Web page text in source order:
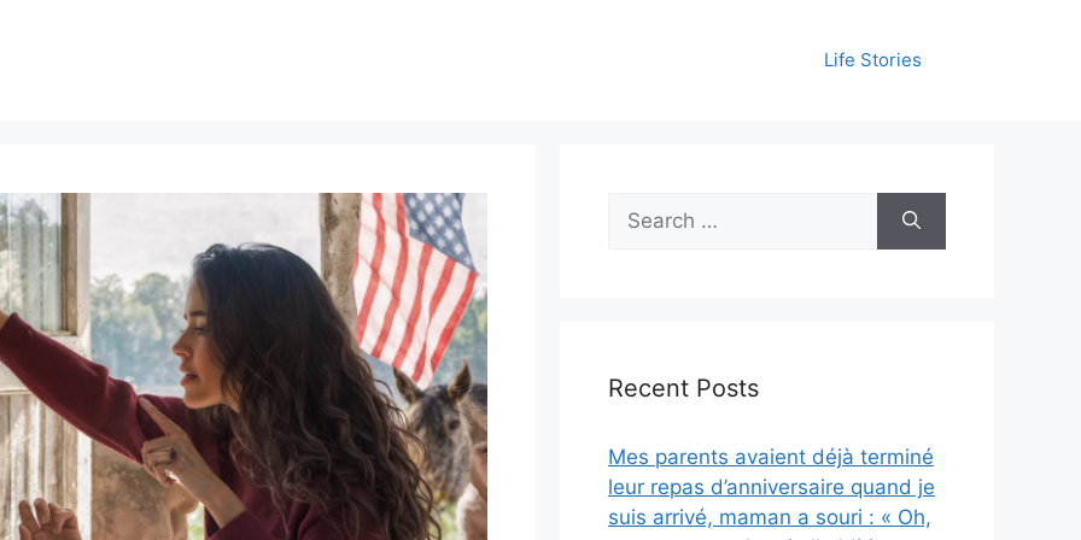
Life Stories
Search
for:
Recent Posts
Mes parents avaient déjà terminé
leur repas d’anniversaire quand je
suis arrivé, maman a souri : « Oh,